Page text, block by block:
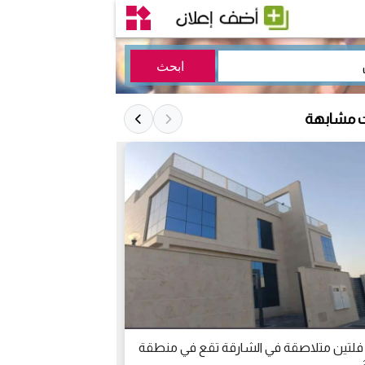
مشابهة
فلتين متلاصقة في الشارقة تقع في منطقة